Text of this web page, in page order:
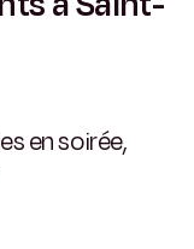
en soirée,